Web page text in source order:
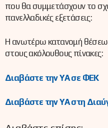
που θα συμμετάσχουν το
πανελλαδικές εξετάσεις:
Η ανωτέρω κατανομή
στους ακόλουθους πίνακες:
Διαβάστε την ΥΑ σε ΦΕΚ
Διαβάστε την ΥΑ στη